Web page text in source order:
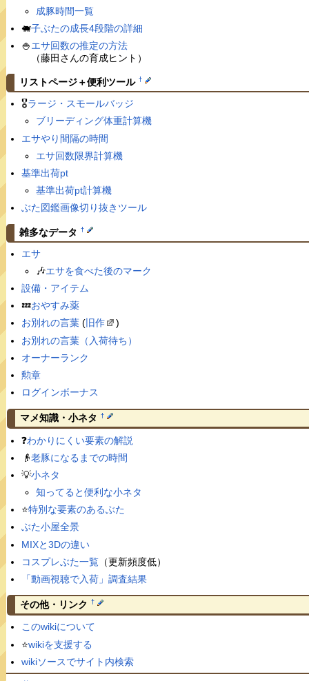
成豚時間一覧
🐖子ぶたの成長4段階の詳細
🍚エサ回数の推定の方法
（藤田さんの育成ヒント）
リストページ＋便利ツール †
🎖ラージ・スモールバッジ
ブリーディング体重計算機
エサやり間隔の時間
エサ回数限界計算機
基準出荷pt
基準出荷pt計算機
ぶた図鑑画像切り抜きツール
雑多なデータ †
エサ
🎶エサを食べた後のマーク
設備・アイテム
💤おやすみ薬
お別れの言葉(旧作
)
お別れの言葉（入荷待ち）
オーナーランク
勲章
ログインボーナス
マメ知識・小ネタ †
❓わかりにくい要素の解説
👴老豚になるまでの時間
💡小ネタ
知ってると便利な小ネタ
⭐️特別な要素のあるぶた
ぶた小屋全景
MIXと3Dの違い
コスプレぶた一覧（更新頻度低）
「動画視聴で入荷」調査結果
その他・リンク †
このwikiについて
⭐️wikiを支援する
wikiソースでサイト内検索